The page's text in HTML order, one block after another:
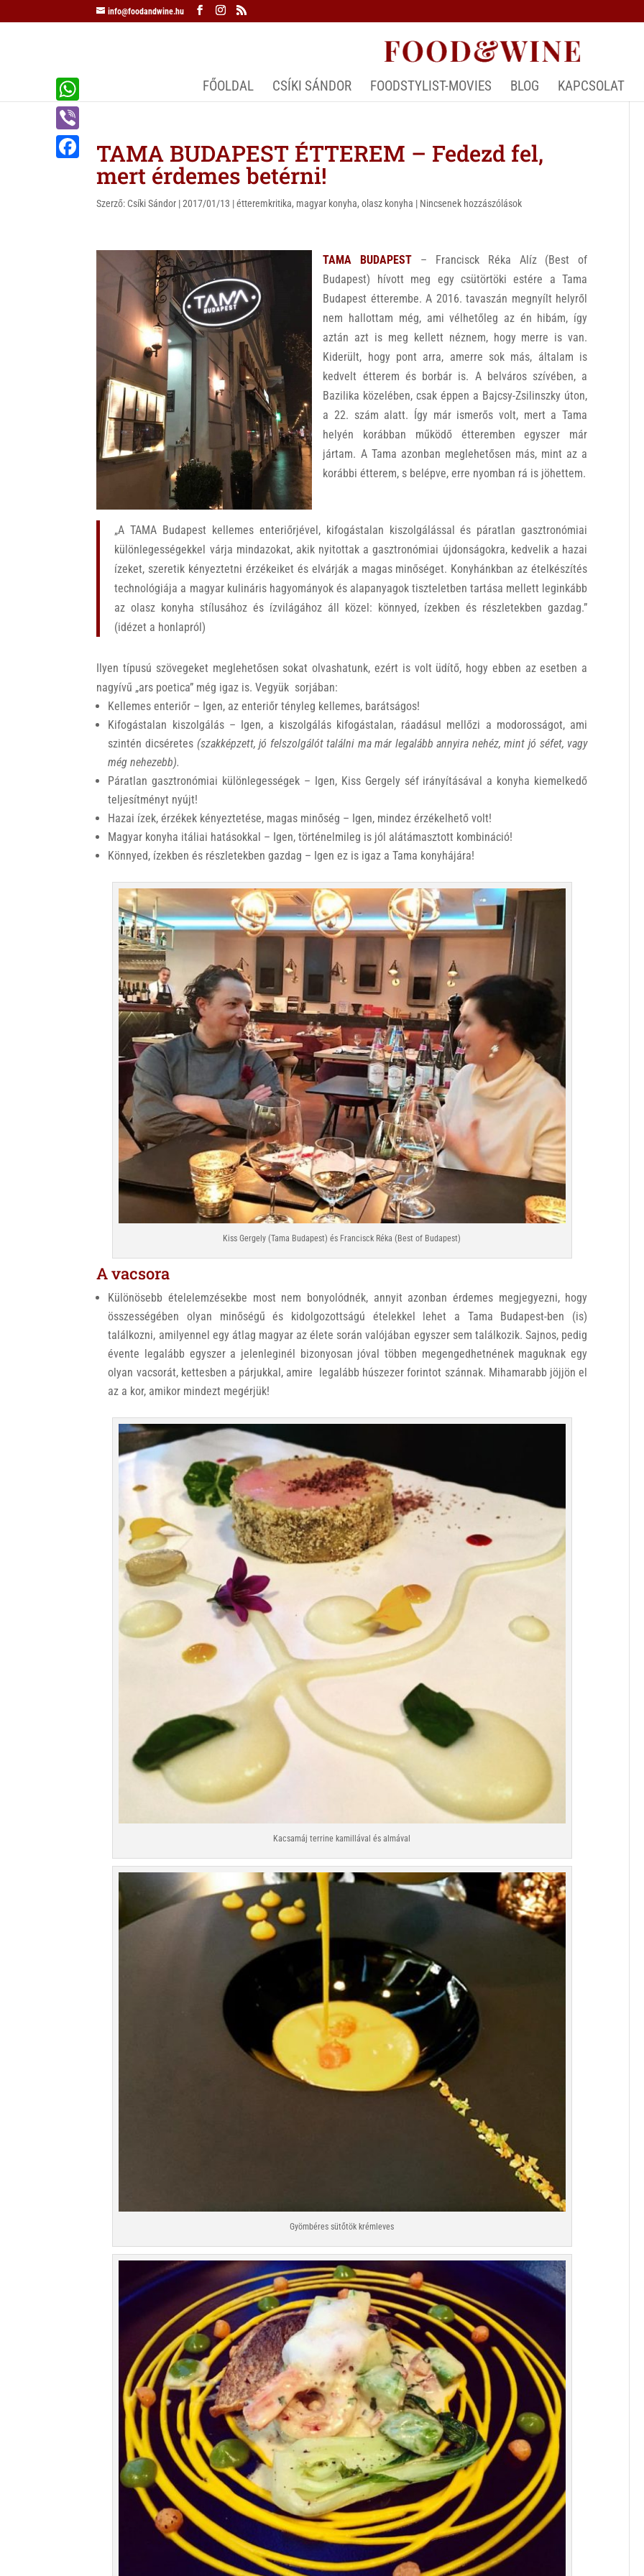
info@foodandwine.hu
FŐOLDAL CSÍKI SÁNDOR FOODSTYLIST-MOVIES BLOG KAPCSOLAT
TAMA BUDAPEST ÉTTEREM – Fedezd fel,
mert érdemes betérni!
Szerző: Csíki Sándor |2017/01/13 |étteremkritika, magyar konyha,olasz konyha | Nincsenek hozzászólások
TAMA BUDAPEST – Francisck Réka Alíz (Best of
Budapest) hívott meg egy csütörtöki estére a Tama
Budapest étterembe. A 2016. tavaszán megnyílt helyről
nem hallottam még, ami vélhetőleg az én hibám, így
aztán azt is meg kellett néznem, hogy merre is van.
Kiderült, hogy pont arra, amerre sok más, általam is
kedvelt étterem és borbár is. A belváros szívében, a
Bazilika közelében, csak éppen a Bajcsy-Zsilinszky úton,
a 22. szám alatt. Így már ismerős volt, mert a Tama
helyén korábban működő étteremben egyszer már
jártam. A Tama azonban meglehetősen más, mint az a
korábbi étterem, s belépve, erre nyomban rá is jöhettem.
„A TAMA Budapest kellemes enteriőrjével, kifogástalan kiszolgálással és páratlan gasztronómiai
különlegességekkel várja mindazokat, akik nyitottak a gasztronómiai újdonságokra, kedvelik a hazai
ízeket, szeretik kényeztetni érzékeiket és elvárják a magas minőséget. Konyhánkban az ételkészítés
technológiája a magyar kulináris hagyományok és alapanyagok tiszteletben tartása mellett leginkább
az olasz konyha stílusához és ízvilágához áll közel: könnyed, ízekben és részletekben gazdag.”
(idézet a honlapról)
Ilyen típusú szövegeket meglehetősen sokat olvashatunk, ezért is volt üdítő, hogy ebben az esetben a
nagyívű „ars poetica” még igaz is. Vegyük sorjában:
Kellemes enteriőr – Igen, az enteriőr tényleg kellemes, barátságos!
Kifogástalan kiszolgálás – Igen, a kiszolgálás kifogástalan, ráadásul mellőzi a modorosságot, ami
szintén dicséretes (szakképzett, jó felszolgálót találni ma már legalább annyira nehéz, mint jó séfet, vagy
még nehezebb).
Páratlan gasztronómiai különlegességek – Igen, Kiss Gergely séf irányításával a konyha kiemelkedő
teljesítményt nyújt!
Hazai ízek, érzékek kényeztetése, magas minőség – Igen, mindez érzékelhető volt!
Magyar konyha itáliai hatásokkal – Igen, történelmileg is jól alátámasztott kombináció!
Könnyed, ízekben és részletekben gazdag – Igen ez is igaz a Tama konyhájára!
Kiss Gergely (Tama Budapest) és Francisck Réka (Best of Budapest)
A vacsora
Különösebb ételelemzésekbe most nem bonyolódnék, annyit azonban érdemes megjegyezni, hogy
összességében olyan minőségű és kidolgozottságú ételekkel lehet a Tama Budapest-ben (is)
találkozni, amilyennel egy átlag magyar az élete során valójában egyszer sem találkozik. Sajnos, pedig
évente legalább egyszer a jelenleginél bizonyosan jóval többen megengedhetnének maguknak egy
olyan vacsorát, kettesben a párjukkal, amire legalább húszezer forintot szánnak. Mihamarabb jöjjön el
az a kor, amikor mindezt megérjük!
Kacsamáj terrine kamillával és almával
Gyömbéres sütőtök krémleves
W
h
a
V